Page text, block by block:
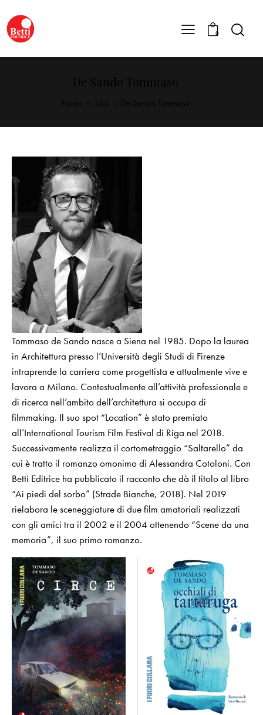
0
Tommaso de Sando nasce a Siena nel 1985. Dopo la laurea
in Architettura presso l’Università degli Studi di Firenze
intraprende la carriera come progettista e attualmente vive e
lavora a Milano. Contestualmente all’attività professionale e
di ricerca nell’ambito dell’architettura si occupa di
filmmaking. Il suo spot “Location” è stato premiato
all’International Tourism Film Festival di Riga nel 2018.
Successivamente realizza il cortometraggio “Saltarello” da
cui è tratto il romanzo omonimo di Alessandra Cotoloni. Con
Betti Editrice ha pubblicato il racconto che dà il titolo al libro
“Ai piedi del sorbo” (Strade Bianche, 2018). Nel 2019
rielabora le sceneggiature di due film amatoriali realizzati
con gli amici tra il 2002 e il 2004 ottenendo “Scene da una
memoria”, il suo primo romanzo.